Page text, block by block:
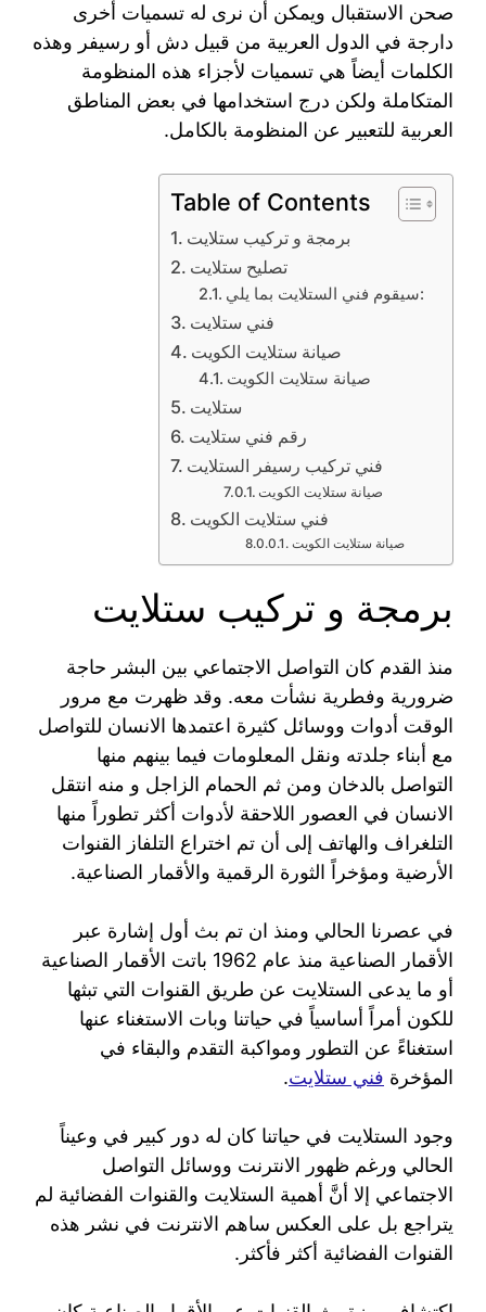
صحن الاستقبال ويمكن أن نرى له تسميات أخرى
دارجة في الدول العربية من قبيل دش أو رسيفر وهذه
الكلمات أيضاً هي تسميات لأجزاء هذه المنظومة
المتكاملة ولكن درج استخدامها في بعض المناطق
العربية للتعبير عن المنظومة بالكامل.
Table of Contents
برمجة و تركيب ستلايت
تصليح ستلايت
سيقوم فني الستلايت بما يلي:
فني ستلايت
صيانة ستلايت الكويت
صيانة ستلايت الكويت
ستلايت
رقم فني ستلايت
فني تركيب رسيفر الستلايت
صيانة ستلايت الكويت
فني ستلايت الكويت
صيانة ستلايت الكويت
برمجة و تركيب ستلايت
منذ القدم كان التواصل الاجتماعي بين البشر حاجة
ضرورية وفطرية نشأت معه. وقد ظهرت مع مرور
الوقت أدوات ووسائل كثيرة اعتمدها الانسان للتواصل
مع أبناء جلدته ونقل المعلومات فيما بينهم منها
التواصل بالدخان ومن ثم الحمام الزاجل و منه انتقل
الانسان في العصور اللاحقة لأدوات أكثر تطوراً منها
التلغراف والهاتف إلى أن تم اختراع التلفاز القنوات
الأرضية ومؤخراً الثورة الرقمية والأقمار الصناعية.
في عصرنا الحالي ومنذ ان تم بث أول إشارة عبر
الأقمار الصناعية منذ عام 1962 باتت الأقمار الصناعية
أو ما يدعى الستلايت عن طريق القنوات التي تبثها
للكون أمراً أساسياً في حياتنا وبات الاستغناء عنها
استغناءً عن التطور ومواكبة التقدم والبقاء في
المؤخرة فني ستلايت.
وجود الستلايت في حياتنا كان له دور كبير في وعيناً
الحالي ورغم ظهور الانترنت ووسائل التواصل
الاجتماعي إلا أنَّ أهمية الستلايت والقنوات الفضائية لم
يتراجع بل على العكس ساهم الانترنت في نشر هذه
القنوات الفضائية أكثر فأكثر.